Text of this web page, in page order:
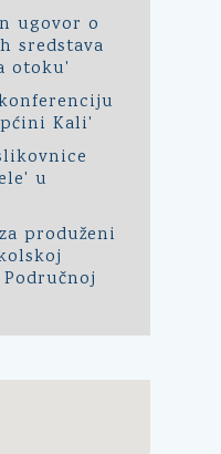
ugovor o
sredstava
otoku'
Kali'
u
produženi